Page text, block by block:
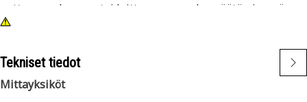
auttamaan koneen tai laitteen nopeuden säätämisessä
vastustamalla säätimen muiden komponenttien tuottamaa
käytettäessä, absorboiden energiaa luodakseen
Tekniset tiedot
Mittayksiköt